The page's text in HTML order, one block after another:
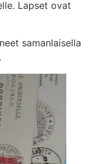
Lapset ovat
samanlaisella